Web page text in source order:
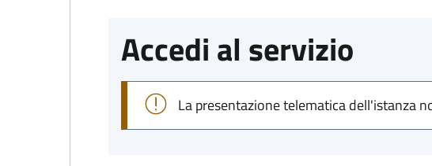
Accedi al servizio
La presentazione telematica dell'istanza